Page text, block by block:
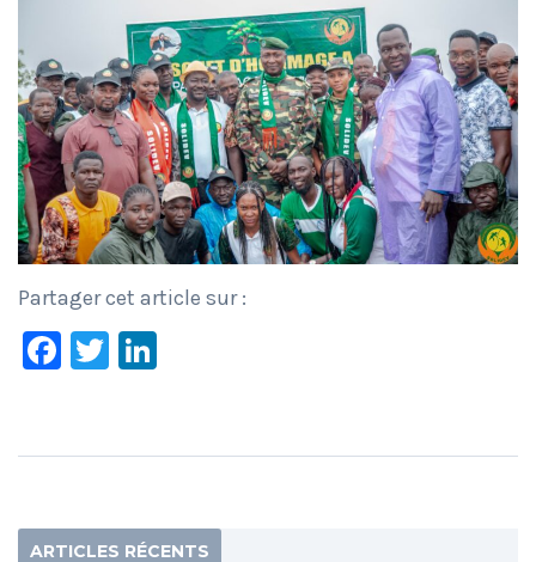
Partager cet article sur :
Facebook
Twitter
ARTICLES RÉCENTS